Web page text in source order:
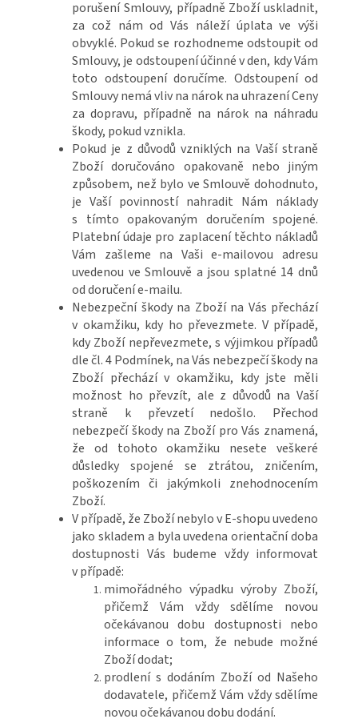
porušení Smlouvy, případně Zboží uskladnit,
za což nám od Vás náleží úplata ve výši
obvyklé. Pokud se rozhodneme odstoupit od
Smlouvy, je odstoupení účinné v den, kdy Vám
toto odstoupení doručíme. Odstoupení od
Smlouvy nemá vliv na nárok na uhrazení Ceny
za dopravu, případně na nárok na náhradu
škody, pokud vznikla.
Pokud je z důvodů vzniklých na Vaší straně
Zboží doručováno opakovaně nebo jiným
způsobem, než bylo ve Smlouvě dohodnuto,
je Vaší povinností nahradit Nám náklady
s tímto opakovaným doručením spojené.
Platební údaje pro zaplacení těchto nákladů
Vám zašleme na Vaši e-mailovou adresu
uvedenou ve Smlouvě a jsou splatné 14 dnů
od doručení e-mailu.
Nebezpeční škody na Zboží na Vás přechází
v okamžiku, kdy ho převezmete. V případě,
kdy Zboží nepřevezmete, s výjimkou případů
dle čl. 4 Podmínek, na Vás nebezpečí škody na
Zboží přechází v okamžiku, kdy jste měli
možnost ho převzít, ale z důvodů na Vaší
straně k převzetí nedošlo. Přechod
nebezpečí škody na Zboží pro Vás znamená,
že od tohoto okamžiku nesete veškeré
důsledky spojené se ztrátou, zničením,
poškozením či jakýmkoli znehodnocením
Zboží.
V případě, že Zboží nebylo v E-shopu uvedeno
jako skladem a byla uvedena orientační doba
dostupnosti Vás budeme vždy informovat
v případě:
mimořádného výpadku výroby Zboží,
přičemž Vám vždy sdělíme novou
očekávanou dobu dostupnosti nebo
informace o tom, že nebude možné
Zboží dodat;
prodlení s dodáním Zboží od Našeho
dodavatele, přičemž Vám vždy sdělíme
novou očekávanou dobu dodání.